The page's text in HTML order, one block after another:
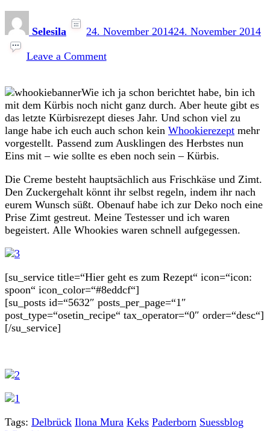
Selesila 24. November 201424. November 2014
Leave a CommentKürbis-
Frischkäse-
Zimt
Creme
Wie ich ja schon berichtet habe, bin ich
mit dem Kürbis noch nicht ganz durch. Aber heute gibt es
das letzte Kürbisrezept dieses Jahr. Und schon viel zu
lange habe ich euch auch schon kein Whookierezept mehr
vorgestellt. Passend zum Ausklingen des Herbstes nun
Eins mit – wie sollte es eben noch sein – Kürbis.
Die Creme besteht hauptsächlich aus Frischkäse und Zimt.
Den Zuckergehalt könnt ihr selbst regeln, indem ihr nach
eurem Wunsch süßt. Obenauf habe ich zur Deko noch eine
Prise Zimt gestreut. Meine Testesser und ich waren
begeistert. Alle Whookies waren schnell aufgegessen.
[su_service title=“Hier geht es zum Rezept“ icon=“icon:
spoon“ icon_color=“#8eddcf“]
[su_posts id=“5632″ posts_per_page=“1″
post_type=“osetin_recipe“ tax_operator=“0″ order=“desc“]
[/su_service]
Tags: Delbrück Ilona Mura Keks Paderborn Suessblog